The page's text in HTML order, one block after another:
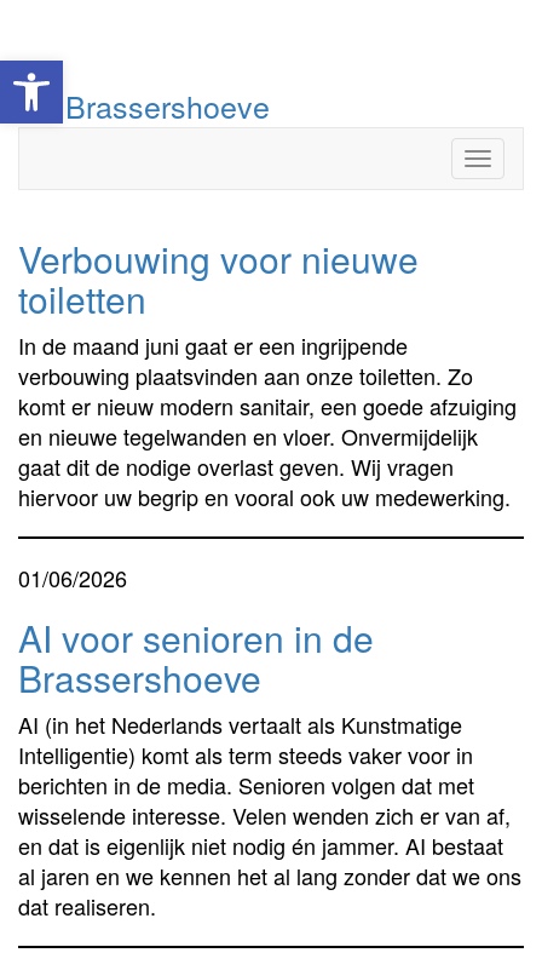
Toolbar openen
Doorgaan
naar
De Brassershoeve
Verbouwing voor nieuwe
toiletten
In de maand juni gaat er een ingrijpende
verbouwing plaatsvinden aan onze toiletten. Zo
komt er nieuw modern sanitair, een goede afzuiging
en nieuwe tegelwanden en vloer. Onvermijdelijk
gaat dit de nodige overlast geven. Wij vragen
hiervoor uw begrip en vooral ook uw medewerking.
01/06/2026
AI voor senioren in de
Brassershoeve
AI (in het Nederlands vertaalt als Kunstmatige
Intelligentie) komt als term steeds vaker voor in
berichten in de media. Senioren volgen dat met
wisselende interesse. Velen wenden zich er van af,
en dat is eigenlijk niet nodig én jammer. AI bestaat
al jaren en we kennen het al lang zonder dat we ons
dat realiseren.